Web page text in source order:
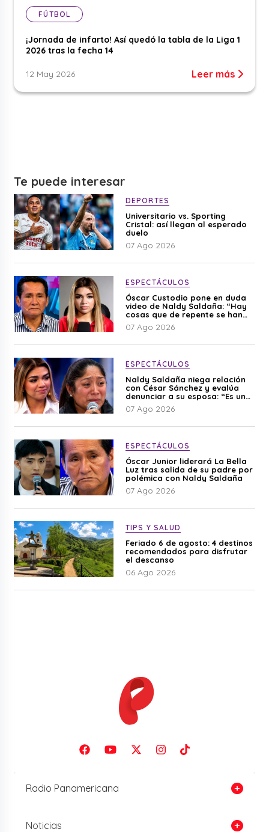
FÚTBOL
¡Jornada de infarto! Así quedó la tabla de la Liga 1
2026 tras la fecha 14
12 May 2026 Leer más
Te puede interesar
DEPORTES
Universitario vs. Sporting
Cristal: así llegan al esperado
duelo
07 Ago 2026
ESPECTÁCULOS
Óscar Custodio pone en duda
video de Naldy Saldaña: “Hay
cosas que de repente se han
editado”
07 Ago 2026
ESPECTÁCULOS
Naldy Saldaña niega relación
con César Sánchez y evalúa
denunciar a su esposa: “Es una
difamación”
07 Ago 2026
ESPECTÁCULOS
Óscar Junior liderará La Bella
Luz tras salida de su padre por
polémica con Naldy Saldaña
07 Ago 2026
TIPS Y SALUD
Feriado 6 de agosto: 4 destinos
recomendados para disfrutar
el descanso
06 Ago 2026
Radio Panamericana
Noticias